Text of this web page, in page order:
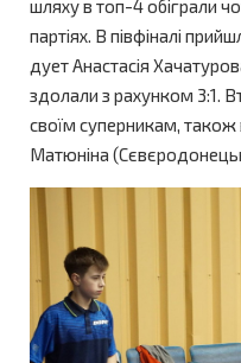
шляху в топ-4 обіграли
партіях. В півфіналі
дует Анастасія
здолали з рахунком 3:1.
своїм суперникам, також
Матюніна